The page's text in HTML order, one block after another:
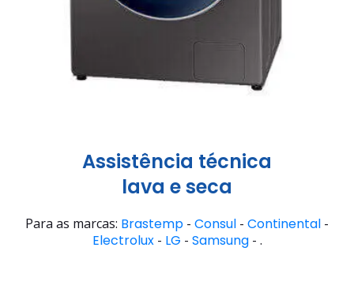
Assistência técnica
lava e seca
Para as marcas: Brastemp - Consul - Continental -
Electrolux- LG - Samsung- .